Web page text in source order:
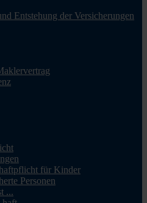
Entstehung der Versicherungen
für Kinder
Personen
...